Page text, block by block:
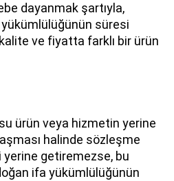
dayanmak şartıyla,
süresi
ve fiyatta farklı bir ürün
ürün veya hizmetin yerine
halinde sözleşme
getiremezse, bu
ifa yükümlülüğünün